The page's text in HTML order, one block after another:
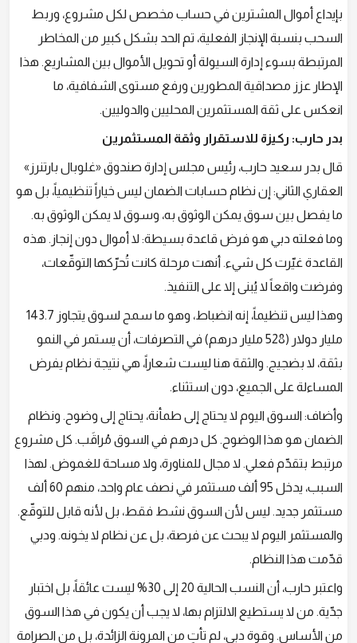
بإيداع أموال المشترين في حساب مخصص لكل مشروع، وربط
السحب بنسبة الإنجاز الفعلية، تم الحد بشكل كبير من المخاطر
المرتبطة بسوء إدارة السيولة أو تحويل الأموال بين المشاريع. هذا
الإطار عزز مصداقية المطورين ورفع مستوى الشفافية، ما
انعكس على ثقة المستثمرين المحليين والدوليين.
بدر حارب: ركيزة للاستقرار وثقة المستثمرين
قال بدر سعيد حارب، رئيس مجلس إدارة صندوق «غلوبال بارتنرز»
العقاري الثاني: إن نظام حسابات الضمان ليس خياراً تنظيمياً، بل هو
ما يفصل بين سوق يمكن الوثوق به، وسوق لا يمكن الوثوق به.
وما فعلته دبي هو فرض قاعدة بسيطة: لا أموال دون إنجاز. هذه
القاعدة غيّرت كل شيء. أنهت مرحلة كانت تُحرّكها التوقّعات،
وفرضت واقعاً لا يُبنى إلا على التنفيذ.
وهذا ليس تنظيماً، إنه انضباط، وهو ما سمح لسوق يتجاوز 143.7
مليار دولار (528 مليار درهم) في التصرفات، أن يستمر في النمو
بثقة، لا بضجيج. والثقة هنا ليست شعاراً، هي نتيجة نظام يفرض
المساءلة على الجميع، دون استثناء.
وأضاف: السوق اليوم لا يحتاج إلى طمأنة، يحتاج إلى وضوح. ونظام
الضمان هو هذا الوضوح. كل درهم في السوق مُراقَب. كل مشروع
مرتبط بتقدّم فعلي. لا مجال للمناورة، ولا مساحة للغموض. لهذا
السبب، يدخل 95 ألف مستثمر في نصف عام واحد، منهم 60 ألف
مستثمر جديد. ليس لأن السوق نشط فقط، بل لأنه قابل للتوقّع.
والمستثمر اليوم لا يبحث عن فرصة، بل عن نظام لا يخونه. ودبي
قدّمت هذا النظام.
واعتبر حارب، أن النسب الحالية 20 إلى 30% ليست عائقاً، بل اختبار
جدّية. من لا يستطيع الالتزام بها، لا يجب أن يكون في هذا السوق
من الأساس. وقوة دبي، لم تأتِ من المرونة الزائدة، بل من الصرامة